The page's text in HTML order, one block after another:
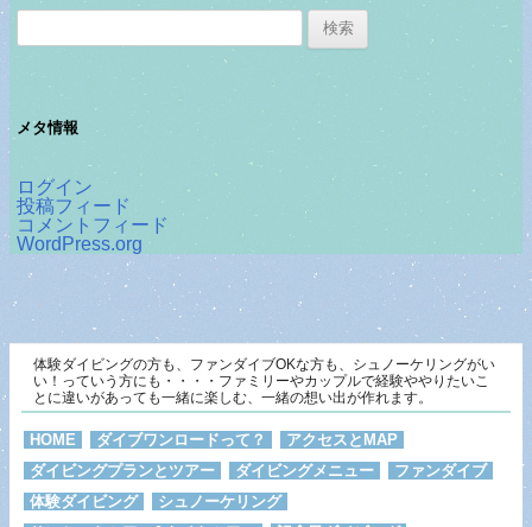
メタ情報
ログイン
投稿フィード
コメントフィード
WordPress.org
体験ダイビングの方も、ファンダイブOKな方も、シュノーケリングがい
い！っていう方にも・・・・ファミリーやカップルで経験ややりたいこ
とに違いがあっても一緒に楽しむ、一緒の想い出が作れます。
HOME ダイブワンロードって？
アクセスとMAP
ダイビングプランとツアー
ダイビングメニュー
ファンダイブ
体験ダイビング
シュノーケリング